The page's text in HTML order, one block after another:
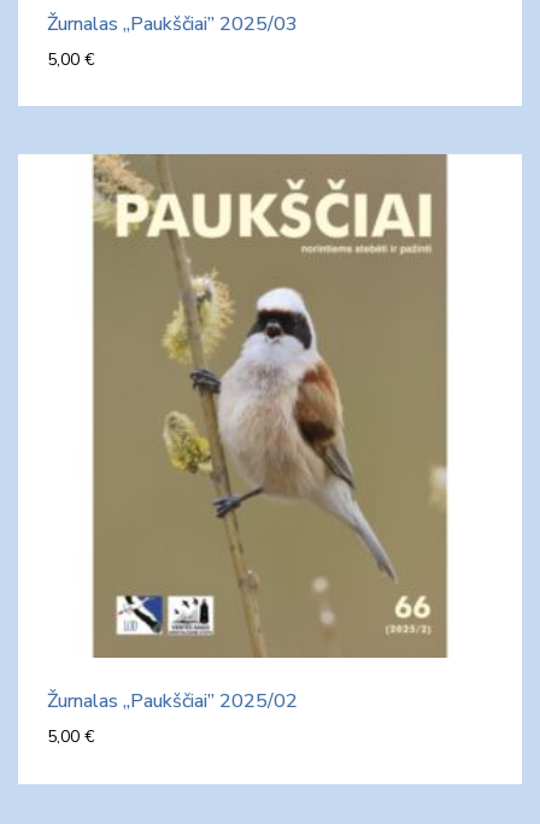
Žurnalas „Paukščiai” 2025/03
5,00 €
Žurnalas „Paukščiai” 2025/02
5,00 €